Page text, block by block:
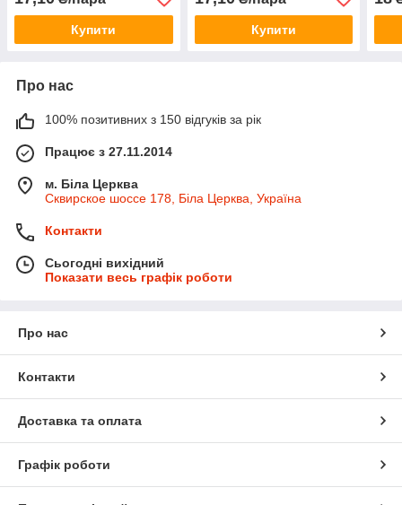
Купити Купити
Про нас
100% позитивних з 150 відгуків за рік
Працює з 27.11.2014
м. Біла Церква
Сквирское шоссе 178, Біла Церква, Україна
Контакти
Сьогодні вихідний
Показати весь графік роботи
Про нас
Контакти
Доставка та оплата
Графік роботи